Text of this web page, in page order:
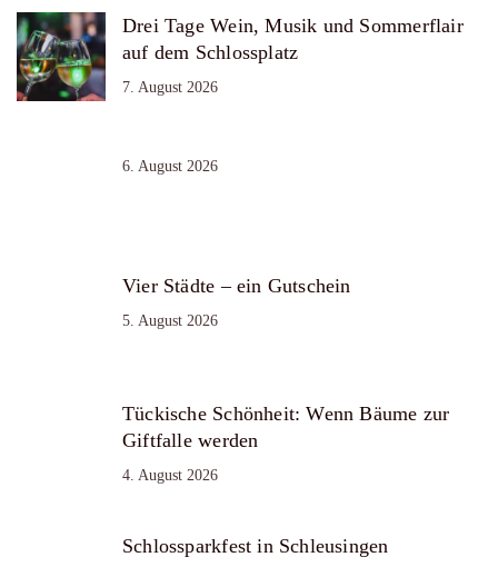
Drei Tage Wein, Musik und Sommerflair
auf dem Schlossplatz
7. August 2026
6. August 2026
Vier Städte – ein Gutschein
5. August 2026
Tückische Schönheit: Wenn Bäume zur
Giftfalle werden
4. August 2026
Schlossparkfest in Schleusingen